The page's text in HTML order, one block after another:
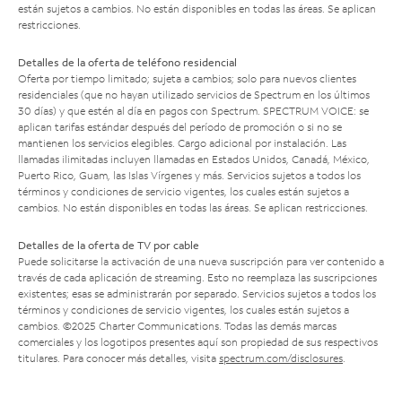
están sujetos a cambios. No están disponibles en todas las áreas. Se aplican
restricciones.
Detalles de la oferta de teléfono residencial
Oferta por tiempo limitado; sujeta a cambios; solo para nuevos clientes
residenciales (que no hayan utilizado servicios de Spectrum en los últimos
30 días) y que estén al día en pagos con Spectrum. SPECTRUM VOICE: se
aplican tarifas estándar después del período de promoción o si no se
mantienen los servicios elegibles. Cargo adicional por instalación. Las
llamadas ilimitadas incluyen llamadas en Estados Unidos, Canadá, México,
Puerto Rico, Guam, las Islas Vírgenes y más. Servicios sujetos a todos los
términos y condiciones de servicio vigentes, los cuales están sujetos a
cambios. No están disponibles en todas las áreas. Se aplican restricciones.
Detalles de la oferta de TV por cable
Puede solicitarse la activación de una nueva suscripción para ver contenido a
través de cada aplicación de streaming. Esto no reemplaza las suscripciones
existentes; esas se administrarán por separado. Servicios sujetos a todos los
términos y condiciones de servicio vigentes, los cuales están sujetos a
cambios. ©2025 Charter Communications. Todas las demás marcas
comerciales y los logotipos presentes aquí son propiedad de sus respectivos
titulares. Para conocer más detalles, visita spectrum.com/disclosures